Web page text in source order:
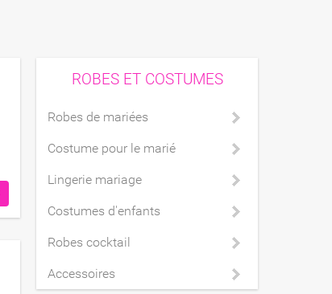
ROBES ET COSTUMES
Robes de mariées
Costume pour le marié
Lingerie mariage
Costumes d'enfants
Robes cocktail
Accessoires